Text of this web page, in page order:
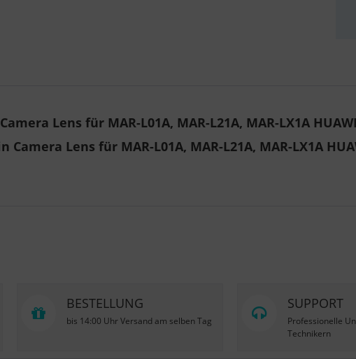
Lens für MAR-L01A, MAR-L21A, MAR-LX1A
Lens für MAR-L01A, MAR-L21A, MAR-LX1A
BESTELLUNG
bis 14:00 Uhr Versand am selben Tag
SUPPORT
Professionelle
Technikern